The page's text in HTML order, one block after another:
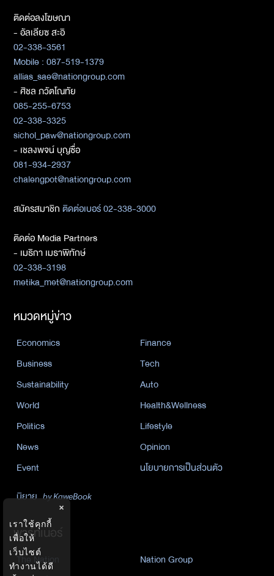
ติดต่อลงโฆษณา
- อัลเลียซ สะอิ
02-338-3561
Mobile : 087-519-1379
allias_sae@nationgroup.com
- ศิชล ภวัตโณทัย
085-255-6753
02-338-3325
sichol_paw@nationgroup.com
- เชลงพจน์ บุญซื่อ
081-934-2937
chalengpot@nationgroup.com
สมัครสมาชิกติดต่อเบอร์ 02-338-3000
ติดต่อ Media Partners
- เมธิกา เมธาพิทักษ์
02-338-3198
metika_met@nationgroup.com
หมวดหมู่ข่าว
Economics
Finance
Business
Tech
Sustainability
Auto
World
Health&Wellness
Politics
Lifestyle
News
Opinion
Event
นโยบายการเป็นส่วนตัว
นิยาย by KaweBook
พาร์ทเนอร์
The Nation
Nation Group
×
เราใช้คุกกี้
เพื่อให้
เว็บไซต์
ทำงานได้ดี